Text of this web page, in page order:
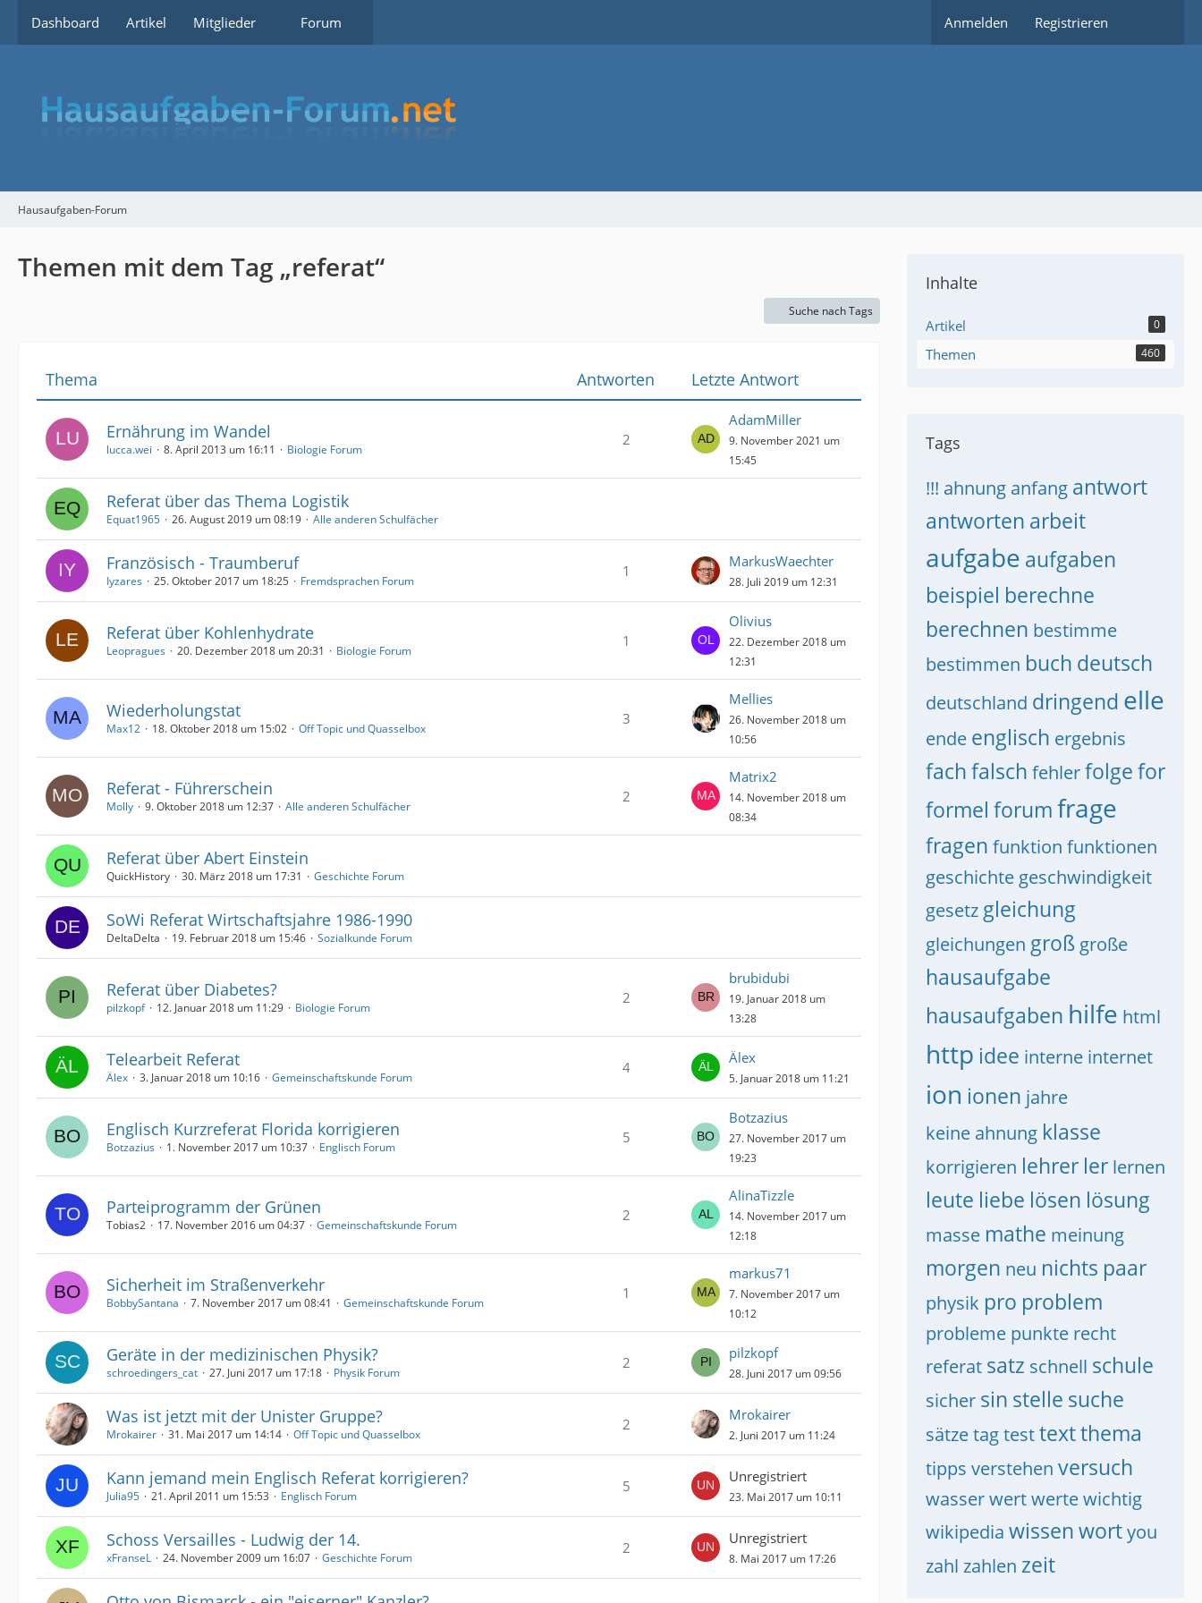
Dashboard Artikel Mitglieder Forum Anmelden Registrieren
Hausaufgaben-Forum
Themen mit dem Tag „referat“
Suche nach Tags
Thema Antworten Letzte Antwort
Ernährung im Wandel
lucca.wei 8. April 2013 um 16:11 Biologie Forum
2
AdamMiller
9. November 2021 um
15:45
Referat über das Thema Logistik
Equat1965 26. August 2019 um 08:19 Alle anderen Schulfächer
Französisch - Traumberuf
Iyzares 25. Oktober 2017 um 18:25 Fremdsprachen Forum
1
MarkusWaechter
28. Juli 2019 um 12:31
Referat über Kohlenhydrate
Leopragues 20. Dezember 2018 um 20:31 Biologie Forum
1
Olivius
22. Dezember 2018 um
12:31
Wiederholungstat
Max12 18. Oktober 2018 um 15:02 Off Topic und Quasselbox
3
Mellies
26. November 2018 um
10:56
Referat - Führerschein
Molly 9. Oktober 2018 um 12:37 Alle anderen Schulfächer
2
Matrix2
14. November 2018 um
08:34
Referat über Abert Einstein
QuickHistory 30. März 2018 um 17:31 Geschichte Forum
SoWi Referat Wirtschaftsjahre 1986-1990
DeltaDelta 19. Februar 2018 um 15:46 Sozialkunde Forum
Referat über Diabetes?
pilzkopf 12. Januar 2018 um 11:29 Biologie Forum
2
brubidubi
19. Januar 2018 um
13:28
Telearbeit Referat
Älex 3. Januar 2018 um 10:16 Gemeinschaftskunde Forum
4
Älex
5. Januar 2018 um 11:21
Englisch Kurzreferat Florida korrigieren
Botzazius 1. November 2017 um 10:37 Englisch Forum
5
Botzazius
27. November 2017 um
19:23
Parteiprogramm der Grünen
Tobias2 17. November 2016 um 04:37 Gemeinschaftskunde Forum
2
AlinaTizzle
14. November 2017 um
12:18
Sicherheit im Straßenverkehr
BobbySantana 7. November 2017 um 08:41 Gemeinschaftskunde Forum
1
markus71
7. November 2017 um
10:12
Geräte in der medizinischen Physik?
schroedingers_cat 27. Juni 2017 um 17:18 Physik Forum
2
pilzkopf
28. Juni 2017 um 09:56
Was ist jetzt mit der Unister Gruppe?
Mrokairer 31. Mai 2017 um 14:14 Off Topic und Quasselbox
2
Mrokairer
2. Juni 2017 um 11:24
Kann jemand mein Englisch Referat korrigieren?
Julia95 21. April 2011 um 15:53 Englisch Forum
5
Unregistriert
23. Mai 2017 um 10:11
Schoss Versailles - Ludwig der 14.
xFranseL 24. November 2009 um 16:07 Geschichte Forum
2
Unregistriert
8. Mai 2017 um 17:26
Inhalte
Artikel 0
Themen 460
Tags
!!! ahnung anfang antwort
antworten arbeit
aufgabe aufgaben
beispiel berechne
berechnen bestimme
bestimmen buch deutsch
deutschland dringend elle
ende englisch ergebnis
fachfalsch fehlerfolgefor
formel forumfrage
fragen funktion funktionen
geschichte geschwindigkeit
gesetz gleichung
gleichungen groß große
hausaufgabe
hausaufgaben hilfe html
http idee interne internet
ion ionen jahre
keine ahnung klasse
korrigieren lehrer ler lernen
leute liebe lösen lösung
masse mathe meinung
morgen neu nichts paar
physik pro problem
probleme punkte recht
referat satz schnell schule
sicher sin stelle suche
sätzetagtesttextthema
tipps verstehen versuch
wasserwertwertewichtig
wikipedia wissenwortyou
zahl zahlen zeit